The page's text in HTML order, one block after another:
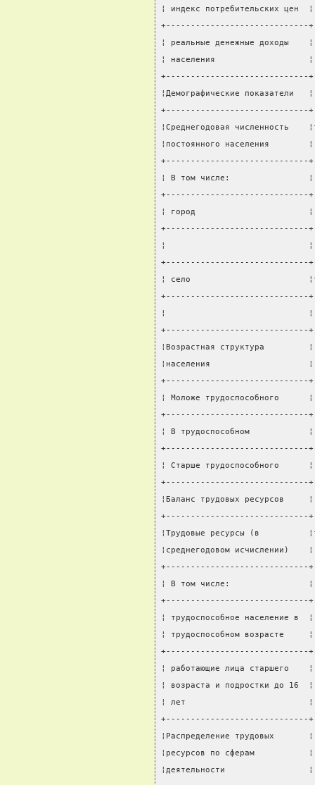
¦ индекс
+-----------------------------
¦ реальные денежные
¦ населения
+-----------------------------
¦Демографические
+-----------------------------
¦Среднегодовая
¦постоянного
+-----------------------------
¦ В том числе:
+-----------------------------
¦ город                       ¦
+-----------------------------
¦                             ¦
+-----------------------------
¦ село
+-----------------------------
¦                             ¦
+-----------------------------
¦Возрастная структура
¦населения
+-----------------------------
¦ Моложе
+-----------------------------
¦ В трудоспособном
+-----------------------------
¦ Старше
+-----------------------------
¦Баланс трудовых
+-----------------------------
¦Трудовые ресурсы (в
¦среднегодовом
+-----------------------------
¦ В том числе:
+-----------------------------
¦ трудоспособное
¦ трудоспособном
+-----------------------------
¦ работающие лица
¦ возраста и подростки
¦ лет
+-----------------------------
¦Распределение
¦ресурсов по сферам
¦деятельности